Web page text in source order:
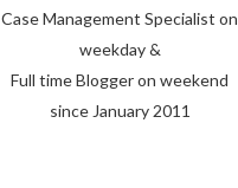
Case Management Specialist on
weekday &
Full time Blogger on weekend
since January 2011